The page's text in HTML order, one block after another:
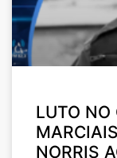
LUTO NO
NORRIS